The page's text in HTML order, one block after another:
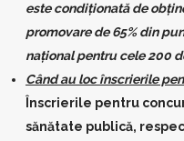
este condiţionată de
promovare de65% din
naţionalpentru cele 200
Când au loc înscrierile
Înscrierile pentru
sănătate publică,